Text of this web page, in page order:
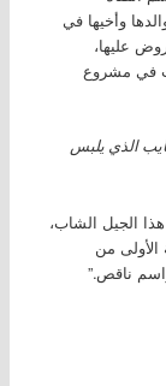
وأخيها في
عليها،
في مشروع
الذي يلبس
الجيل الشاب،
من
ناقص.”